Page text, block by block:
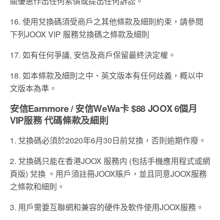
16. 使用兌換碼須受商戶之其他條款及細則約束，請參閱
下列JOOX VIP 服務兌換碼之條款及細則
17. 如有任何爭議, 安信及商戶保留最終決定權。
18. 如本條款及細則之中、英文版本有任何歧義，概以中
文版本為準。
安信Earnmore / 安信WeWa卡 $88 JOOX 6個月
VIP服務 代碼條款及細則
1. 兌換碼必須於2020年6月30日前兌換，否則逾期作廢。
2. 兌換碼只能在香港JOOX 服務内 (包括手機應用程式或網
頁版) 兌換 。用戶須註冊JOOX賬戶，並且同意JOOX服務
之條款和細則。
3. 用戶需要互聯網和兼容的硬件及軟件使用JOOX服務。